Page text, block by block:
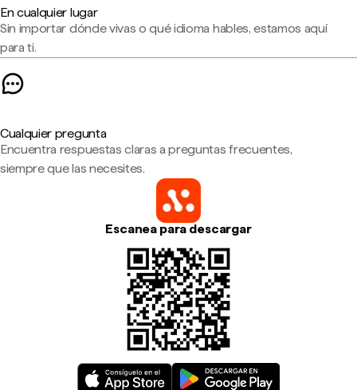
En cualquier lugar
Sin importar dónde vivas o qué idioma hables, estamos aquí
para ti.
Cualquier pregunta
Encuentra respuestas claras a preguntas frecuentes,
siempre que las necesites.
Escanea para descargar